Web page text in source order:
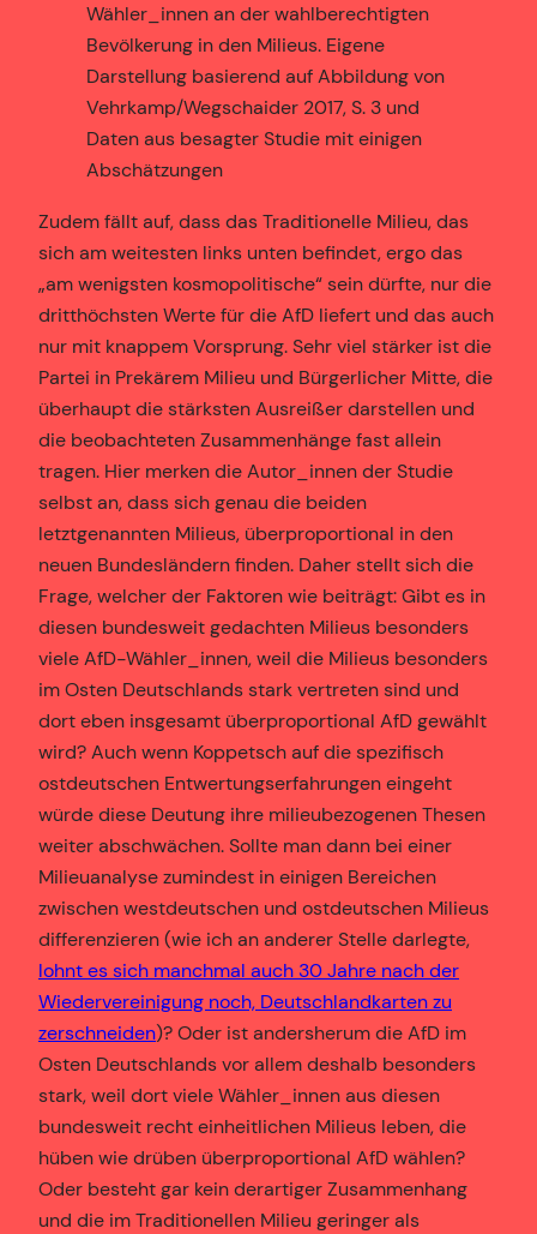
Wähler_innen an der wahlberechtigten
Bevölkerung in den Milieus. Eigene
Darstellung basierend auf Abbildung von
Vehrkamp/Wegschaider 2017, S. 3 und
Daten aus besagter Studie mit einigen
Abschätzungen
Zudem fällt auf, dass das Traditionelle Milieu, das
sich am weitesten links unten befindet, ergo das
„am wenigsten kosmopolitische“ sein dürfte, nur die
dritthöchsten Werte für die AfD liefert und das auch
nur mit knappem Vorsprung. Sehr viel stärker ist die
Partei in Prekärem Milieu und Bürgerlicher Mitte, die
überhaupt die stärksten Ausreißer darstellen und
die beobachteten Zusammenhänge fast allein
tragen. Hier merken die Autor_innen der Studie
selbst an, dass sich genau die beiden
letztgenannten Milieus, überproportional in den
neuen Bundesländern finden. Daher stellt sich die
Frage, welcher der Faktoren wie beiträgt: Gibt es in
diesen bundesweit gedachten Milieus besonders
viele AfD-Wähler_innen, weil die Milieus besonders
im Osten Deutschlands stark vertreten sind und
dort eben insgesamt überproportional AfD gewählt
wird? Auch wenn Koppetsch auf die spezifisch
ostdeutschen Entwertungserfahrungen eingeht
würde diese Deutung ihre milieubezogenen Thesen
weiter abschwächen. Sollte man dann bei einer
Milieuanalyse zumindest in einigen Bereichen
zwischen westdeutschen und ostdeutschen Milieus
differenzieren (wie ich an anderer Stelle darlegte,
lohnt es sich manchmal auch 30 Jahre nach der
Wiedervereinigung noch, Deutschlandkarten zu
zerschneiden)? Oder ist andersherum die AfD im
Osten Deutschlands vor allem deshalb besonders
stark, weil dort viele Wähler_innen aus diesen
bundesweit recht einheitlichen Milieus leben, die
hüben wie drüben überproportional AfD wählen?
Oder besteht gar kein derartiger Zusammenhang
und die im Traditionellen Milieu geringer als